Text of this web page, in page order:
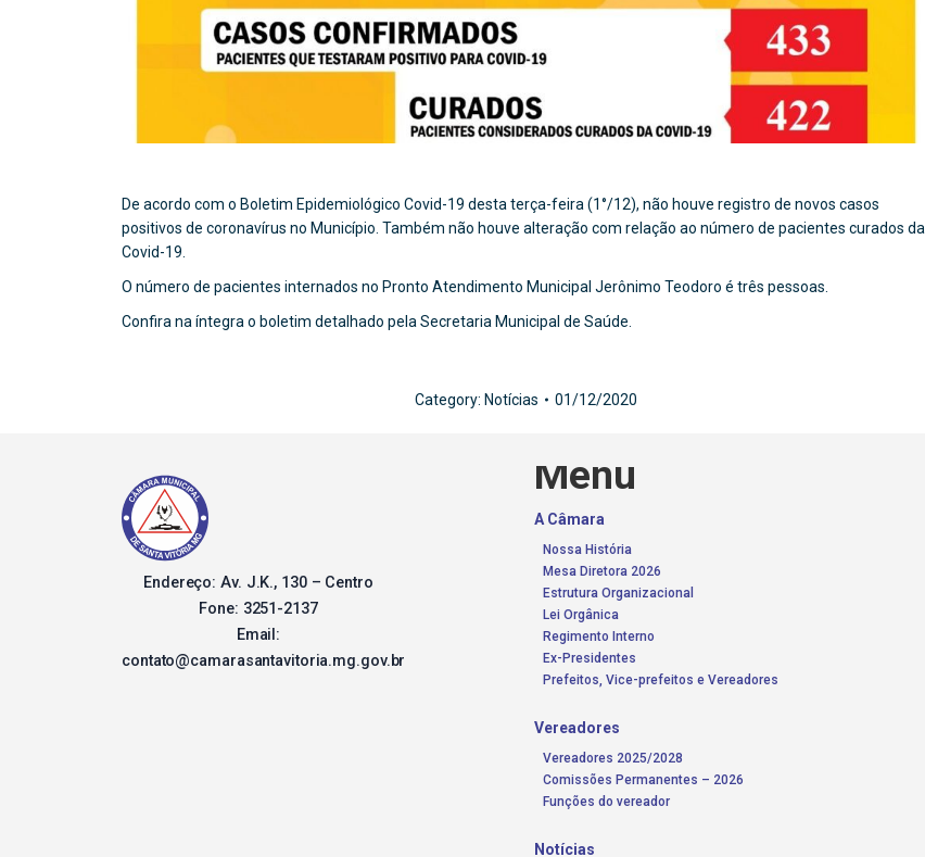
De acordo com o Boletim Epidemiológico Covid-19 desta terça-feira (1°/12), não houve registro de novos casos
positivos de coronavírus no Município. Também não houve alteração com relação ao número de pacientes curados da
Covid-19.
O número de pacientes internados no Pronto Atendimento Municipal Jerônimo Teodoro é três pessoas.
Confira na íntegra o boletim detalhado pela Secretaria Municipal de Saúde.
Category: Notícias 01/12/2020
Endereço: Av. J.K., 130 – Centro
Fone: 3251-2137
Email:
contato@camarasantavitoria.mg.gov.br
Menu
A Câmara
Nossa História
Mesa Diretora 2026
Estrutura Organizacional
Lei Orgânica
Regimento Interno
Ex-Presidentes
Prefeitos, Vice-prefeitos e Vereadores
Vereadores
Vereadores 2025/2028
Comissões Permanentes – 2026
Funções do vereador
Notícias